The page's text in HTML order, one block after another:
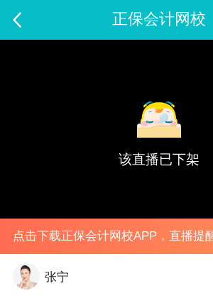
正保会计网校
该直播已下架
点击下载正保会计网校APP，直播提
张宁